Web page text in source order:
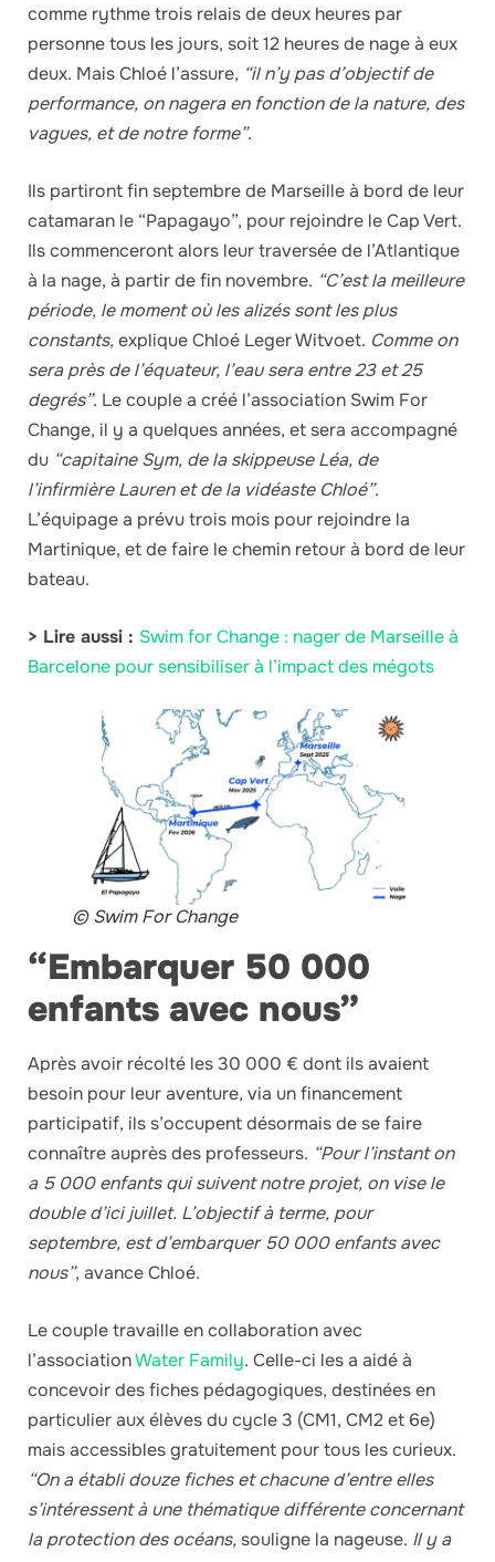
comme rythme trois relais de deux heures par
personne tous les jours, soit 12 heures de nage à eux
deux. Mais Chloé l’assure, “il n’y pas d’objectif de
performance, on nagera en fonction de la nature, des
vagues, et de notre forme”.
Ils partiront fin septembre de Marseille à bord de leur
catamaran le “Papagayo”, pour rejoindre le Cap Vert.
Ils commenceront alors leur traversée de l’Atlantique
à la nage, à partir de fin novembre. “C’est la meilleure
période, le moment où les alizés sont les plus
constants,explique Chloé Leger Witvoet. Comme on
sera près de l’équateur, l’eau sera entre 23 et 25
degrés”. Le couple a créé l’association Swim For
Change, il y a quelques années, et sera accompagné
du “capitaine Sym, de la skippeuse Léa, de
l’infirmière Lauren et de la vidéaste Chloé”.
L’équipage a prévu trois mois pour rejoindre la
Martinique, et de faire le chemin retour à bord de leur
bateau.
> Lire aussi : Swim for Change : nager de Marseille à
Barcelone pour sensibiliser à l’impact des mégots
© Swim For Change
“Embarquer 50 000
enfants avec nous”
Après avoir récolté les 30 000 € dont ils avaient
besoin pour leur aventure, via un financement
participatif, ils s’occupent désormais de se faire
connaître auprès des professeurs. “Pour l’instant on
a 5 000 enfants qui suivent notre projet, on vise le
double d’ici juillet. L’objectif à terme, pour
septembre, est d’embarquer 50 000 enfants avec
nous”, avance Chloé.
Le couple travaille en collaboration avec
l’associationWater Family. Celle-ci les a aidé à
concevoir des fiches pédagogiques, destinées en
particulier aux élèves du cycle 3 (CM1, CM2 et 6e)
mais accessibles gratuitement pour tous les curieux.
“On a établi douze fiches et chacune d’entre elles
s’intéressent à une thématique différente concernant
la protection des océans, souligne la nageuse. Il y a